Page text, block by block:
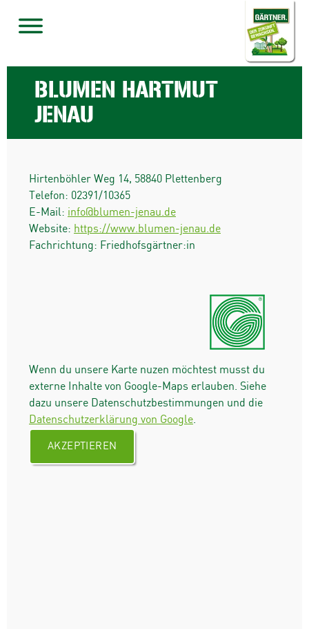
BLUMEN HARTMUT
JENAU
Hirtenböhler Weg 14, 58840 Plettenberg
Telefon: 02391/10365
E-Mail: info@blumen-jenau.de
Website: https://www.blumen-jenau.de
Fachrichtung: Friedhofsgärtner:in
Wenn du unsere Karte nuzen möchtest musst du
externe Inhalte von Google-Maps erlauben. Siehe
dazu unsere Datenschutzbestimmungen und die
Datenschutzerklärung von Google.
AKZEPTIEREN